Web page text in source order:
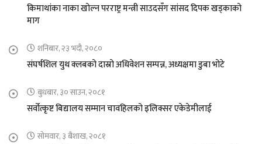
किमाथांका नाका खोल्न परराष्ट्र मन्त्री साउदसँग सांसद दिपक खड्काको
माग
शनिबार, २३ भदौ, २०८०
संघर्षशिल युथ क्लबको दास्रो अधिवेशन सम्पन्न, अध्यक्षमा डुबा भोटे
बुधबार, ३० साउन, २०८१
सर्वोत्कृष्ट बिद्यालय सम्मान चावहिलको इलिक्सर एकेडेमीलाई
सोमवार, ३ बैशाख, २०८१